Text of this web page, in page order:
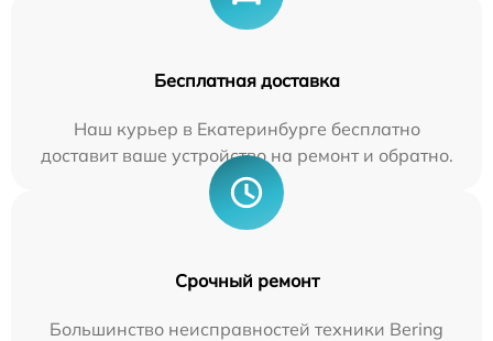
Бесплатная доставка
Наш курьер в Екатеринбурге бесплатно
доставит ваше устройство на ремонт и обратно.
Срочный ремонт
Большинство неисправностей техники Bering